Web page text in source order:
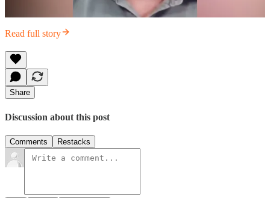
Read full story
Share
Discussion about this post
Comments Restacks